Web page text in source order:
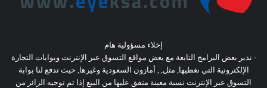
إخلاء مسؤولية هام
- ندير بعض البرامج التابعة مع بعض مواقع التسوق عبر الإنترنت وبوابات التجارة
الإلكترونية التي نغطيها, مثل, , أمازون السعودية وغيرها, حيث تدفع لنا بوابة
التسوق عبر الإنترنت نسبة معينة متفق عليها من البيع إذا تم توجيه الزائر من